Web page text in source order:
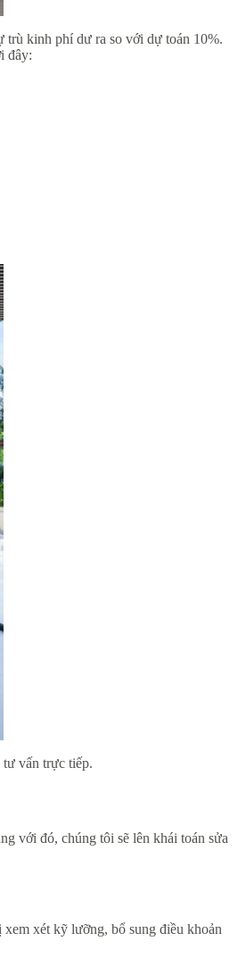
trù kinh phí dư ra so với dự toán 10%.
đây:
tư vấn trực tiếp.
với đó, chúng tôi sẽ lên khái toán sửa
xét kỹ lưỡng, bổ sung điều khoản